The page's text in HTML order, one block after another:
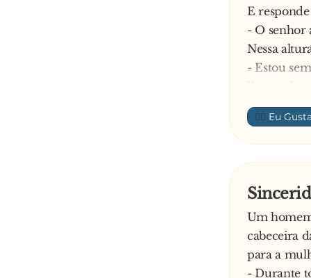
E
- O senhor
Nessa
- Estou
liga
- Cala-te,
O polícia
- Além
devia
- Nunca
de que ele
- Cala-te,
Chocado o
- Minha
👍🏼
Um
cabeceira
para a
- Durante